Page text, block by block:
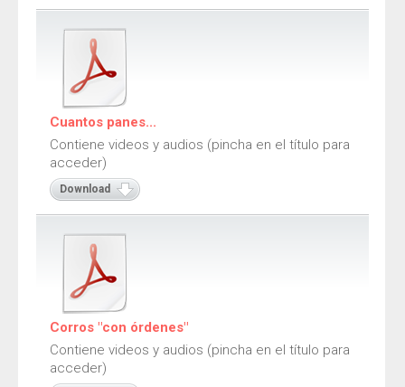
Vocabulario
Catalán
Adivinanzas
Cuentos
Trabalenguas
Vocabulario
Juegos
Juegos de locomoción
Juegos sensoriales de adivinar
Juegos de velocidad y reacción
Juegos de ritmo y coordinación
Juegos de destreza y resistencia
Juegos de echar suertes
Cuantos panes...
Contiene videos y audios (pincha en el título para
acceder)
Download
Corros "con órdenes"
Contiene videos y audios (pincha en el título para
acceder)